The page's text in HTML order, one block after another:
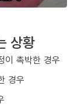
상황
이 촉박한 경우
경우